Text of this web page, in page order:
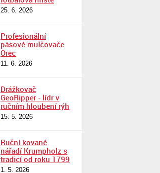
25. 6. 2026
Profesionální
pásové mulčovače
Orec
11. 6. 2026
Drážkovač
GeoRipper - lídr v
ručním hloubení rýh
15. 5. 2026
Ruční kované
nářadí Krumpholz s
tradicí od roku 1799
1. 5. 2026